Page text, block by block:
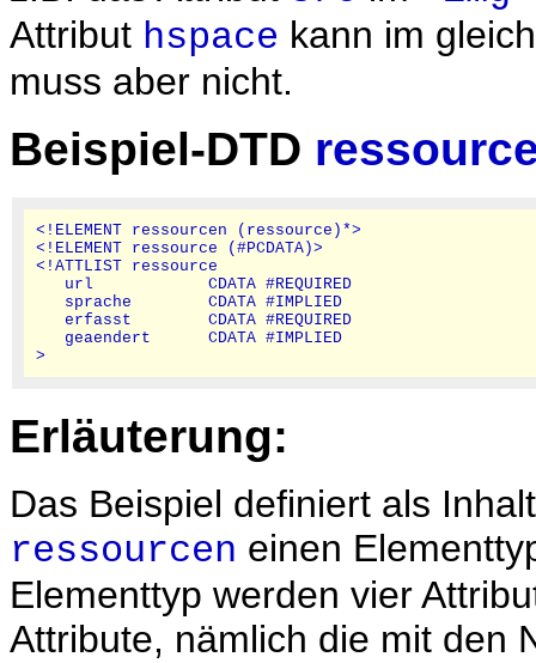
Attribut hspace kann im
muss aber nicht.
Beispiel-DTD
<!ELEMENT ressourcen (ressource)*>
<!ELEMENT ressource (#PCDATA)>
<!ATTLIST ressource
   url            CDATA #REQUIRED
   sprache        CDATA #IMPLIED
   erfasst        CDATA #REQUIRED
   geaendert      CDATA #IMPLIED
Erläuterung:
Das Beispiel definiert als
ressourcen einen
Elementtyp werden vier
Attribute, nämlich die mit den